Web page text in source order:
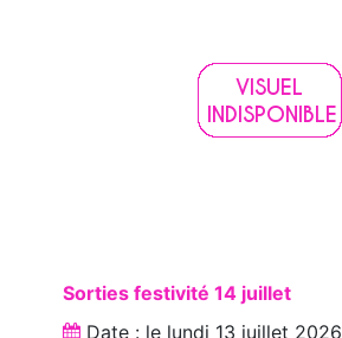
Sorties festivité 14 juillet
Date : le lundi 13 juillet 2026